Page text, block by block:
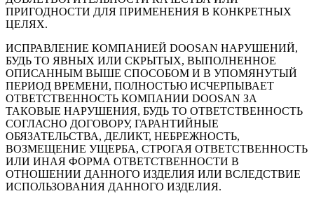
ПРИГОДНОСТИ ДЛЯ ПРИМЕНЕНИЯ В КОНКРЕТНЫХ
ЦЕЛЯХ.
ИСПРАВЛЕНИЕ КОМПАНИЕЙ DOOSAN НАРУШЕНИЙ,
БУДЬ ТО ЯВНЫХ ИЛИ СКРЫТЫХ, ВЫПОЛНЕННОЕ
ОПИСАННЫМ ВЫШЕ СПОСОБОМ И В УПОМЯНУТЫЙ
ПЕРИОД ВРЕМЕНИ, ПОЛНОСТЬЮ ИСЧЕРПЫВАЕТ
ОТВЕТСТВЕННОСТЬ КОМПАНИИ DOOSAN ЗА
ТАКОВЫЕ НАРУШЕНИЯ, БУДЬ ТО ОТВЕТСТВЕННОСТЬ
СОГЛАСНО ДОГОВОРУ, ГАРАНТИЙНЫЕ
ОБЯЗАТЕЛЬСТВА, ДЕЛИКТ, НЕБРЕЖНОСТЬ,
ВОЗМЕЩЕНИЕ УЩЕРБА, СТРОГАЯ ОТВЕТСТВЕННОСТЬ
ИЛИ ИНАЯ ФОРМА ОТВЕТСТВЕННОСТИ В
ОТНОШЕНИИ ДАННОГО ИЗДЕЛИЯ ИЛИ ВСЛЕДСТВИЕ
ИСПОЛЬЗОВАНИЯ ДАННОГО ИЗДЕЛИЯ.